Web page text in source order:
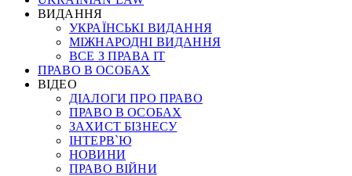
ВИДАННЯ
УКРАЇНСЬКІ ВИДАННЯ
МІЖНАРОДНІ ВИДАННЯ
ВСЕ З ПРАВА ІТ
ПРАВО В ОСОБАХ
ВІДЕО
ДІАЛОГИ ПРО ПРАВО
ПРАВО В ОСОБАХ
ЗАХИСТ БІЗНЕСУ
ІНТЕРВ`Ю
НОВИНИ
ПРАВО ВІЙНИ